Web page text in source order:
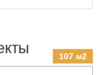
107 м2